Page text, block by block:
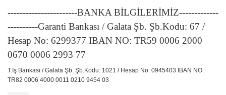
-----------------------BANKA BİLGİLERİMİZ-------------
----------Garanti Bankası / Galata Şb. Şb.Kodu: 67 /
Hesap No: 6299377 IBAN NO: TR59 0006 2000
0670 0006 2993 77
T.İş Bankası / Galata Şb. Şb.Kodu: 1021 / Hesap No: 0945403 IBAN NO:
TR82 0006 4000 0011 0210 9454 03